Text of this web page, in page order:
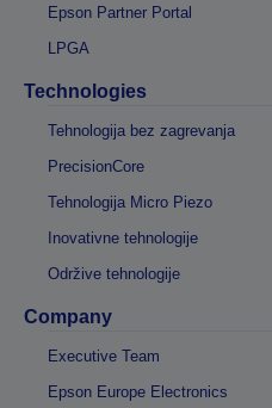
Epson Partner Portal
LPGA
Technologies
Tehnologija bez zagrevanja
PrecisionCore
Tehnologija Micro Piezo
Inovativne tehnologije
Održive tehnologije
Company
Executive Team
Epson Europe Electronics